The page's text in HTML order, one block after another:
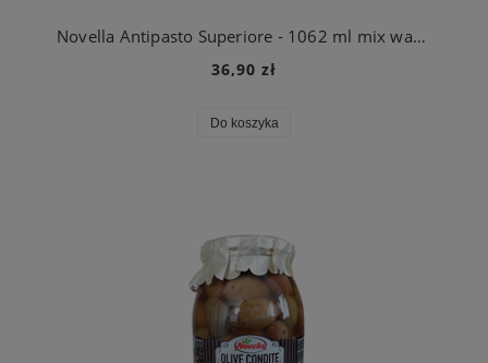
Novella Antipasto Superiore - 1062 ml mix warzyw i grzybów - słoik
36,90 zł
Do koszyka